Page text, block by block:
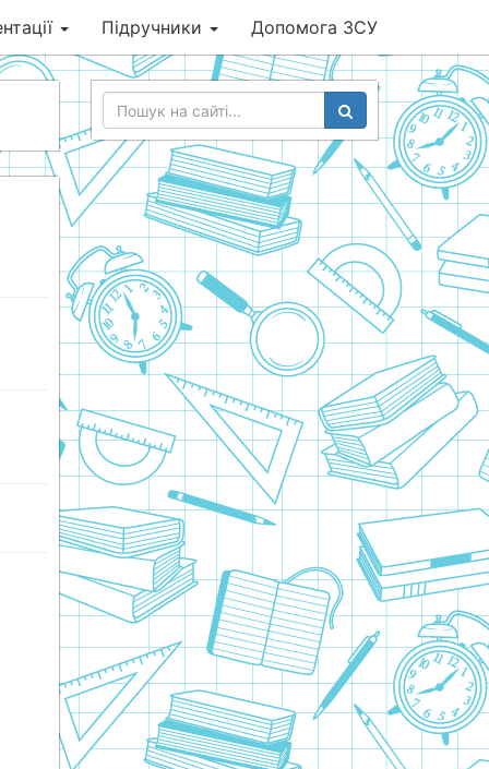
Підручники Допомога ЗСУ